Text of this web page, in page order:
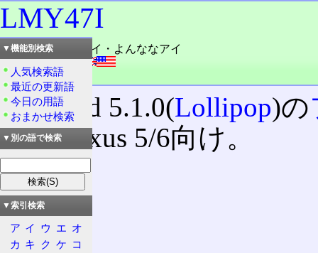
LMY47I
読み：エルエムワイ・よんななアイ
外語：LMY47I
品詞：固有名詞
Android 5.1.0(Lollipop)の
で、Nexus 5/6向け。
目次
概要
種類
特徴
▼機能別検索
人気検索語
最近の更新語
今日の用語
おまかせ検索
▼別の語で検索
▼索引検索
ア イ ウ エ オ
カ キ ク ケ コ